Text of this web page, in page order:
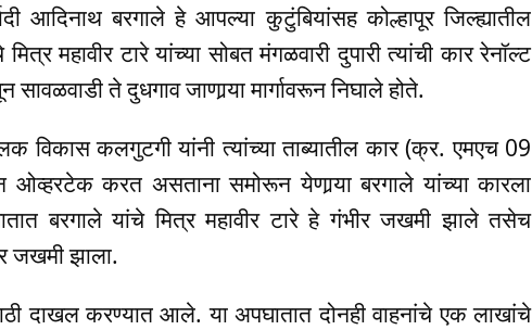
आदिनाथ बरगाले हे आपल्या कुटुंबियांसह कोल्हापूर जिल्ह्यातील
महावीर टारे यांच्या सोबत मंगळवारी दुपारी त्यांची कार रेनॉल्ट
ते दुधगाव जाणार्‍या मार्गावरून निघाले होते.
विकास कलगुटगी यांनी त्यांच्या ताब्यातील कार (क्र. एमएच 09
करत असताना समोरून येणार्‍या बरगाले यांच्या कारला
बरगाले यांचे मित्र महावीर टारे हे गंभीर जखमी झाले तसेच
जखमी झाला.
दाखल करण्यात आले. या अपघातात दोनही वाहनांचे एक लाखांचे